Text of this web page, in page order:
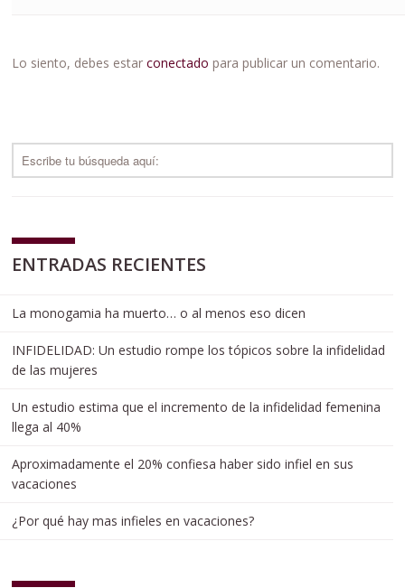
Lo siento, debes estarconectado para publicar un comentario.
ENTRADAS RECIENTES
La monogamia ha muerto… o al menos eso dicen
INFIDELIDAD: Un estudio rompe los tópicos sobre la infidelidad
de las mujeres
Un estudio estima que el incremento de la infidelidad femenina
llega al 40%
Aproximadamente el 20% confiesa haber sido infiel en sus
vacaciones
¿Por qué hay mas infieles en vacaciones?